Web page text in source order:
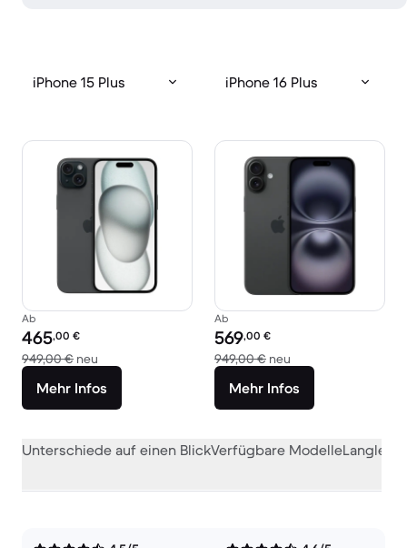
iPhone 15 Plus iPhone 16 Plus
Ab
Preis des erneuerten Produkts:
465,00 €
949,00 € neu Im Vergleich zum Neupreis von 949,00 €
Mehr Infos
Ab
Preis des erneuerten Produkts:
569,00 €
949,00 € neu
Mehr Infos
Unterschiede auf einen BlickVerfügbare Modelle